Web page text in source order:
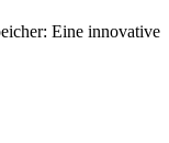
Eine innovative